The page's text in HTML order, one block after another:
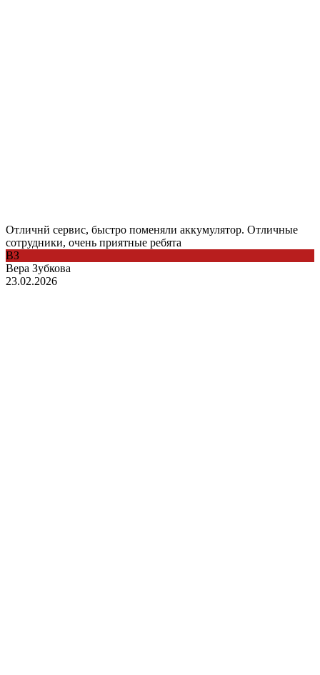
Отличнй сервис, быстро поменяли аккумулятор. Отличные
сотрудники, очень приятные ребята
ВЗ
Вера Зубкова
23.02.2026